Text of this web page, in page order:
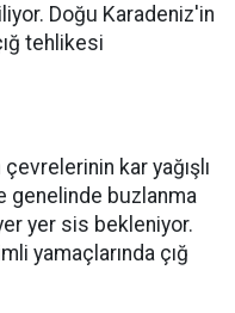
Doğu Karadeniz'in
tehlikesi
kar yağışlı
genelinde buzlanma
yer sis bekleniyor.
yamaçlarında çığ